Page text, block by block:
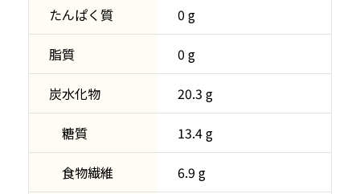
たんぱく質 0 g
脂質 0 g
炭水化物 20.3 g
糖質 13.4 g
食物繊維 6.9 g